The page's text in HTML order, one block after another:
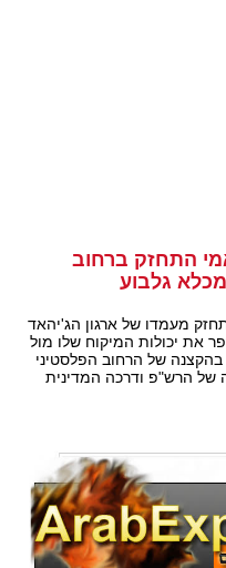
התחזק ברחוב
גלבוע
מעמדו של ארגון הג'יהאד
את יכולות המיקוח שלו מול
של הרחוב הפלסטיני
הרש"פ ודרכה המדינית